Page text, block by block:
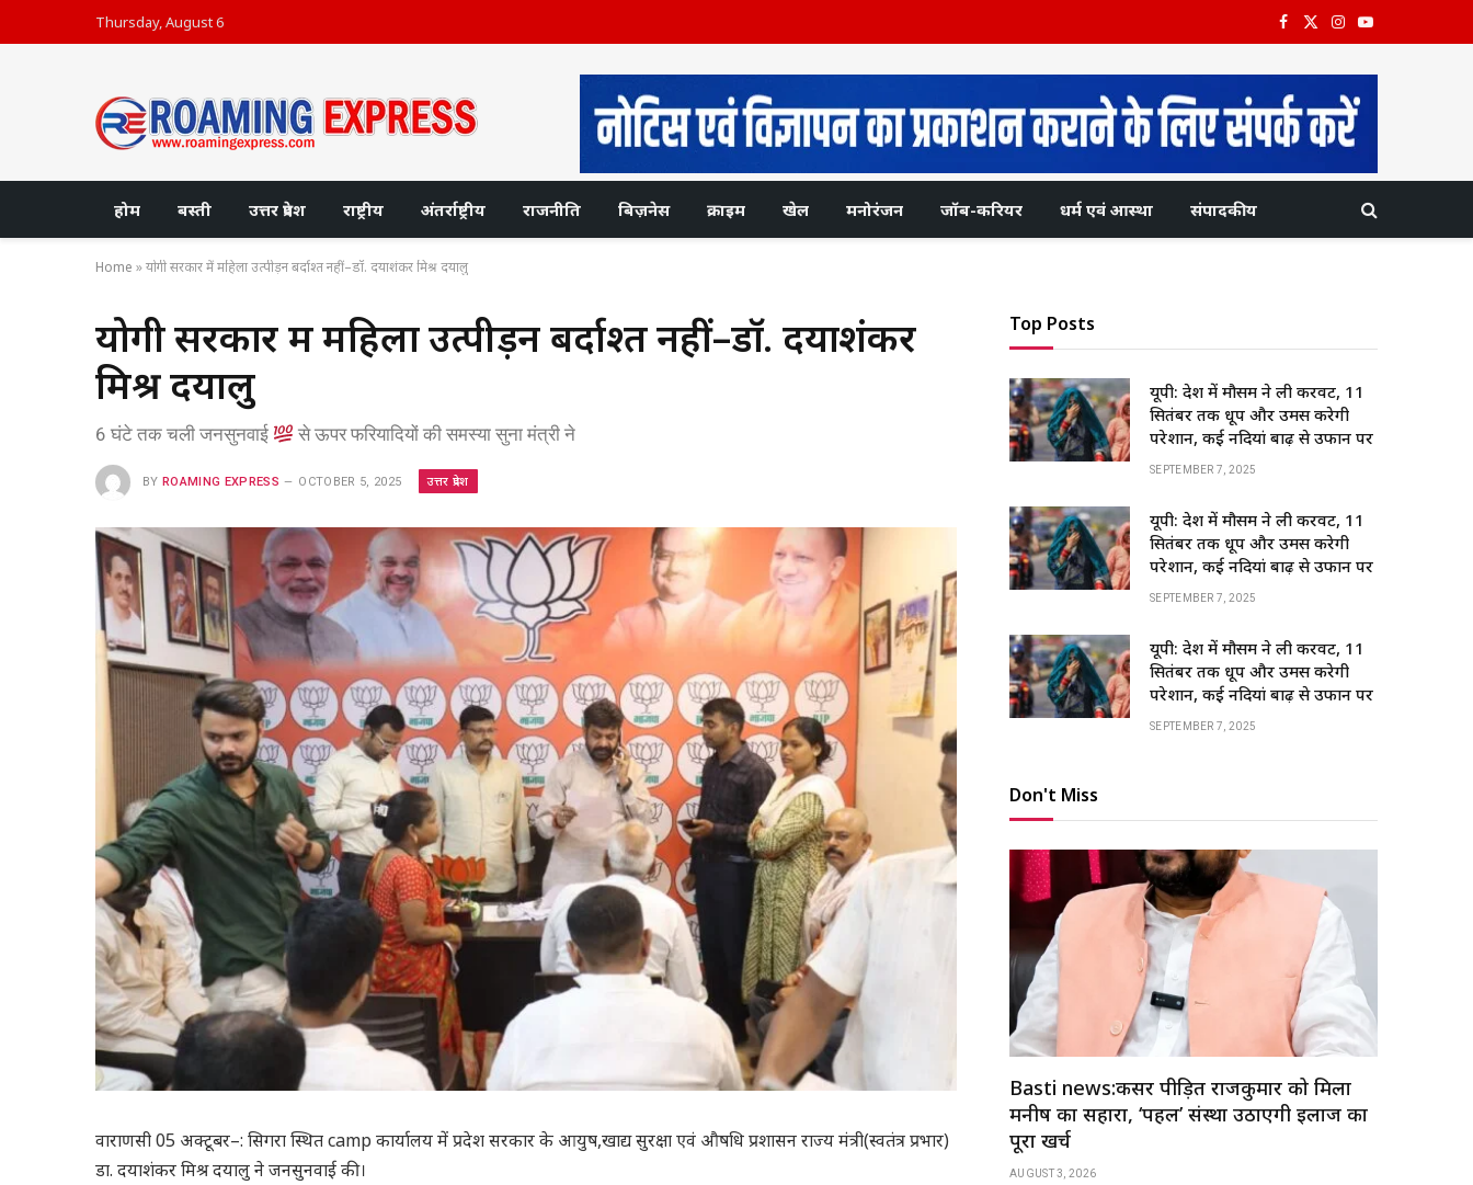
Thursday, August 6 Facebook
X
Instagram
YouTube
होम बस्ती उत्तर प्रदेश राष्ट्रीय अंतर्राष्ट्रीय राजनीति बिज़नेस क्राइम खेल मनोरंजन जॉब-करियर धर्म एवं आस्था संपादकीय
Home »योगी सरकार में महिला उत्पीड़न बर्दाश्त नहीं–डॉ. दयाशंकर मिश्र दयालु
योगी सरकार में महिला उत्पीड़न बर्दाश्त नहीं–डॉ. दयाशंकर
मिश्र दयालु
6 घंटे तक चली जनसुनवाई से ऊपर फरियादियों की समस्या सुना मंत्री ने
BY ROAMING EXPRESS OCTOBER 5, 2025 उत्तर प्रदेश
वाराणसी 05 अक्टूबर–: सिगरा स्थित camp कार्यालय में प्रदेश सरकार के आयुष,खाद्य सुरक्षा एवं औषधि प्रशासन राज्य मंत्री(स्वतंत्र प्रभार)
डा. दयाशंकर मिश्र दयालु ने जनसुनवाई की।
Top Posts
यूपी: प्रदेश में मौसम ने ली करवट, 11
सितंबर तक धूप और उमस करेगी
परेशान, कई नदियां बाढ़ से उफान पर
SEPTEMBER 7, 2025
यूपी: प्रदेश में मौसम ने ली करवट, 11
सितंबर तक धूप और उमस करेगी
परेशान, कई नदियां बाढ़ से उफान पर
SEPTEMBER 7, 2025
यूपी: प्रदेश में मौसम ने ली करवट, 11
सितंबर तक धूप और उमस करेगी
परेशान, कई नदियां बाढ़ से उफान पर
SEPTEMBER 7, 2025
Don't Miss
Basti news:कैंसर पीड़ित राजकुमार को मिला
मनीष का सहारा, ‘पहल’ संस्था उठाएगी इलाज का
पूरा खर्च
AUGUST 3, 2026